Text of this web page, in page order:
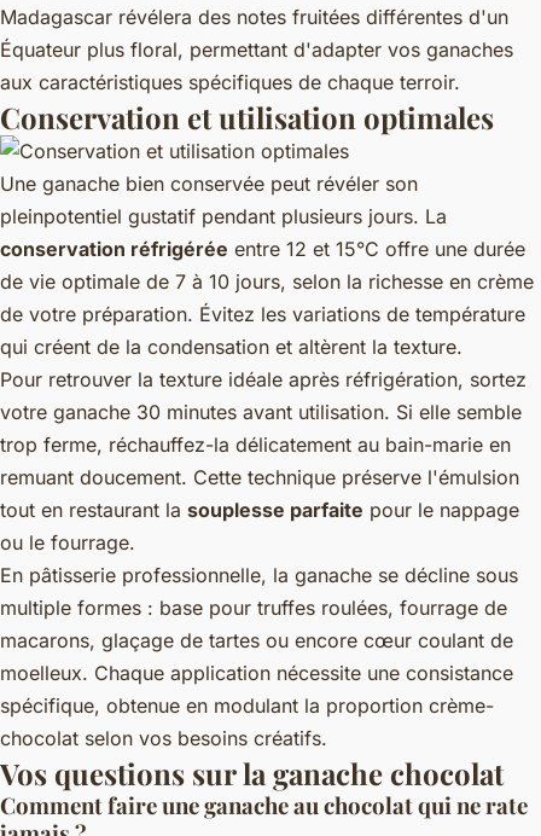
Madagascar révélera des notes fruitées différentes d'un
Équateur plus floral, permettant d'adapter vos ganaches
aux caractéristiques spécifiques de chaque terroir.
Conservation et utilisation optimales
Une ganache bien conservée peut révéler son
pleinpotentiel gustatif pendant plusieurs jours. La
conservation réfrigérée entre 12 et 15°C offre une durée
de vie optimale de 7 à 10 jours, selon la richesse en crème
de votre préparation. Évitez les variations de température
qui créent de la condensation et altèrent la texture.
Pour retrouver la texture idéale après réfrigération, sortez
votre ganache 30 minutes avant utilisation. Si elle semble
trop ferme, réchauffez-la délicatement au bain-marie en
remuant doucement. Cette technique préserve l'émulsion
tout en restaurant la souplesse parfaite pour le nappage
ou le fourrage.
En pâtisserie professionnelle, la ganache se décline sous
multiple formes : base pour truffes roulées, fourrage de
macarons, glaçage de tartes ou encore cœur coulant de
moelleux. Chaque application nécessite une consistance
spécifique, obtenue en modulant la proportion crème-
chocolat selon vos besoins créatifs.
Vos questions sur la ganache chocolat
Comment faire une ganache au chocolat qui ne rate